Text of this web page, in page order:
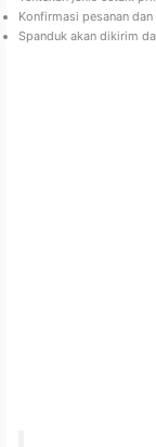
Konfirmasi pesanan
Spanduk akan dikirim